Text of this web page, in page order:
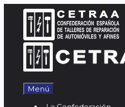
Saltar
contenido
Menú